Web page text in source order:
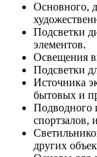
Основного,
Подсветки
элементов.
Освещения
Подсветки
Источника
бытовых и
Подводного
спортзалов,
других